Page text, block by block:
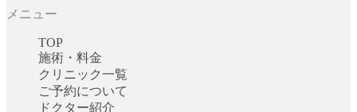
メニュー
TOP
施術・料金
クリニック一覧
ご予約について
ドクター紹介